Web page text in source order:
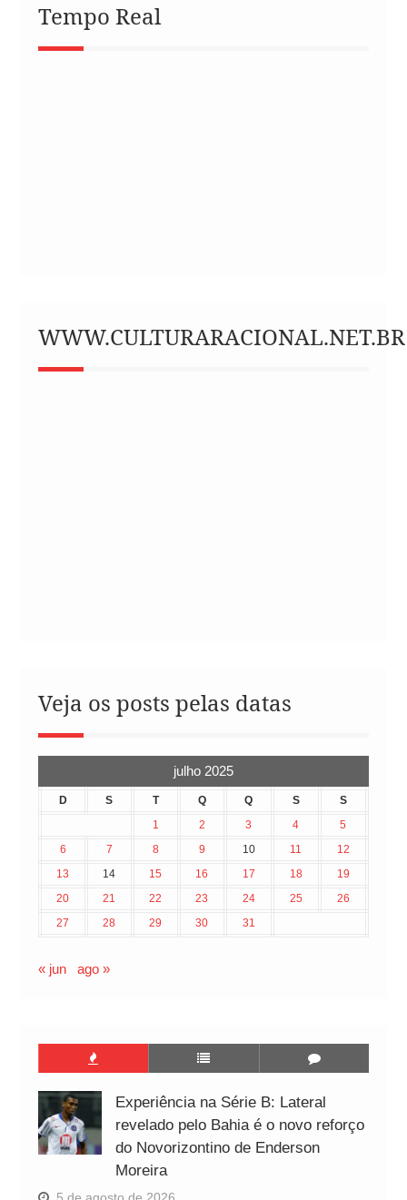
Tempo Real
WWW.CULTURARACIONAL.NET.BR
Veja os posts pelas datas
julho 2025
D S T Q Q S
S
1
2 3 4
5
6
7 8 9 10 11
12
13
14 15 16 17 18
19
20
21 22 23 24 25
26
27
28 29 30 31
« jun ago »
Experiência na Série B: Lateral
revelado pelo Bahia é o novo reforço
do Novorizontino de Enderson
Moreira